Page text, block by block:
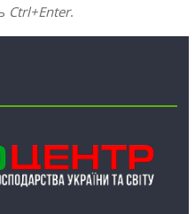
Ctrl+Enter.